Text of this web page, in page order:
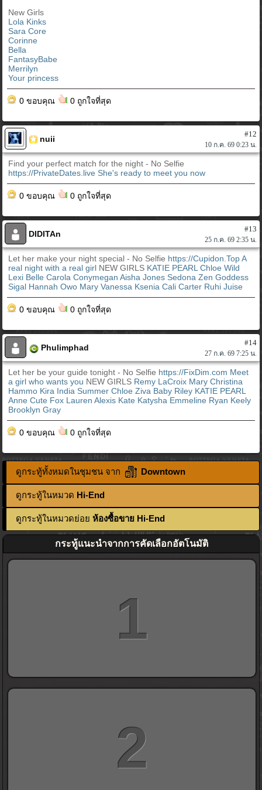
New Girls
Lola Kinks
Sara Core
Corinne
Bella
FantasyBabe
Merrilyn
Your princess
0 ขอบคุณ 0 ถูกใจที่สุด
nuii
#12
10 ก.ค. 69 0:23 น.
Find your perfect match for the night - No Selfie
https://PrivateDates.live She's ready to meet you now
0 ขอบคุณ 0 ถูกใจที่สุด
DIDITAn
#13
25 ก.ค. 69 2:35 น.
Let her make your night special - No Selfie https://Cupidon.Top A
real night with a real girl NEW GIRLS KATIE PEARL Chloe Wild
Lexi Belle Carola Conymegan Aisha Jones Sedona Zen Goddess
Sigal Hannah Owo Mary Vanessa Ksenia Cali Carter Ruhi Juise
0 ขอบคุณ 0 ถูกใจที่สุด
Phulimphad
#14
27 ก.ค. 69 7:25 น.
Let her be your guide tonight - No Selfie https://FixDim.com Meet
a girl who wants you NEW GIRLS Remy LaCroix Mary Christina
Hammo Kira India Summer Chloe Ziva Baby Riley KATIE PEARL
Anne Сute Fox Lauren Alexis Kate Katysha Emmeline Ryan Keely
Brooklyn Gray
0 ขอบคุณ 0 ถูกใจที่สุด
ดูกระทู้ทั้งหมดในชุมชน จาก Downtown
ดูกระทู้ในหมวด Hi-End
ดูกระทู้ในหมวดย่อยห้องซื้อขาย Hi-End
กระทู้แนะนำจากการคัดเลือกอัตโนมัติ
1
2